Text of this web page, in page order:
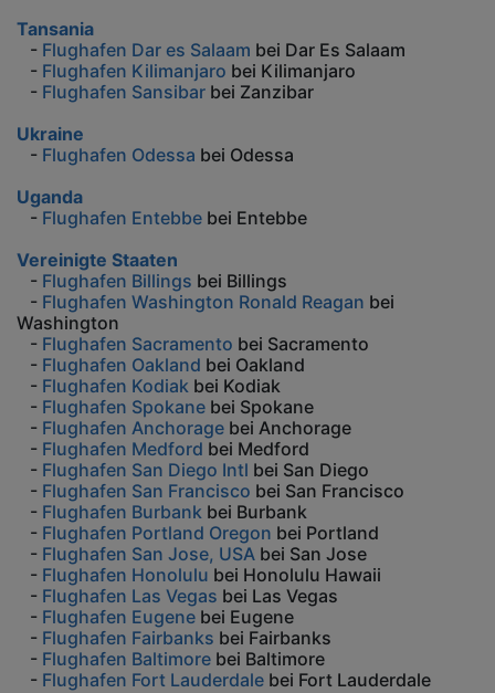
Tansania
- Flughafen Dar es Salaam bei Dar Es Salaam
- Flughafen Kilimanjaro bei Kilimanjaro
- Flughafen Sansibar bei Zanzibar
Ukraine
- Flughafen Odessa bei Odessa
Uganda
- Flughafen Entebbe bei Entebbe
Vereinigte Staaten
- Flughafen Billings bei Billings
- Flughafen Washington Ronald Reagan bei
Washington
- Flughafen Sacramento bei Sacramento
- Flughafen Oakland bei Oakland
- Flughafen Kodiak bei Kodiak
- Flughafen Spokane bei Spokane
- Flughafen Anchorage bei Anchorage
- Flughafen Medford bei Medford
- Flughafen San Diego Intl bei San Diego
- Flughafen San Francisco bei San Francisco
- Flughafen Burbank bei Burbank
- Flughafen Portland Oregon bei Portland
- Flughafen San Jose, USA bei San Jose
- Flughafen Honolulu bei Honolulu Hawaii
- Flughafen Las Vegas bei Las Vegas
- Flughafen Eugene bei Eugene
- Flughafen Fairbanks bei Fairbanks
- Flughafen Baltimore bei Baltimore
- Flughafen Fort Lauderdale bei Fort Lauderdale